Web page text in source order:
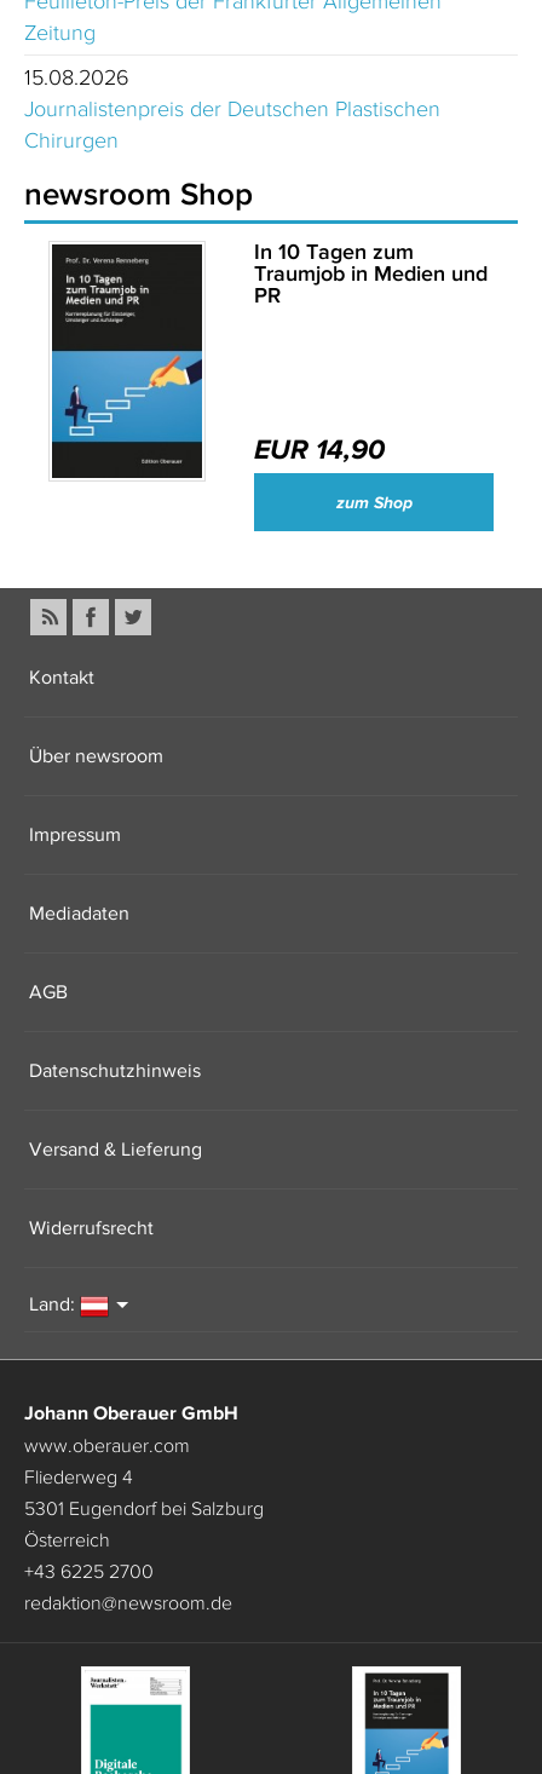
Zeitung
15.08.2026
Journalistenpreis der Deutschen Plastischen
Chirurgen
newsroom Shop
In 10 Tagen zum
Traumjob in Medien und
PR
EUR 14,90
zum Shop
Kontakt
Über newsroom
Impressum
Mediadaten
AGB
Datenschutzhinweis
Versand & Lieferung
Widerrufsrecht
Land:
Johann Oberauer GmbH
www.oberauer.com
Fliederweg 4
5301 Eugendorf bei Salzburg
Österreich
+43 6225 2700
redaktion@newsroom.de